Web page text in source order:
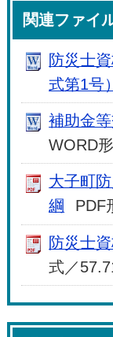
関連ファイ
防災士
式第1号）
補助金
WORD
大子町
綱
PDF
防災士
式／